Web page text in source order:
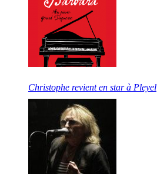
Christophe revient en star à Pleyel